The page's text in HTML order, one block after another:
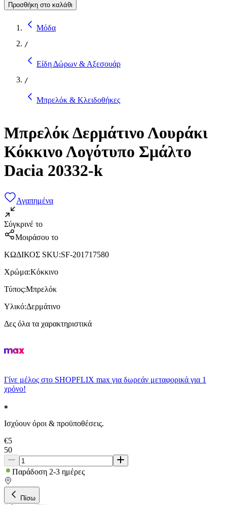
Προσθήκη στο καλάθι
Μόδα
/
Είδη Δώρων & Αξεσουάρ
/
Μπρελόκ & Κλειδοθήκες
Μπρελόκ Δερμάτινο Λουράκι
Κόκκινο Λογότυπο Σμάλτο
Dacia 20332-k
Αγαπημένα
Σύγκρινέ το
Μοιράσου το
ΚΩΔΙΚΟΣ SKU:SF-201717580
Χρώμα:Κόκκινο
Τύπος:Μπρελόκ
Υλικό:Δερμάτινο
Δες όλα τα χαρακτηριστικά
Γίνε μέλος στο SHOPFLIX max για δωρεάν μεταφορικά για 1
χρόνο!
Ισχύουν όροι & προϋποθέσεις.
€5
50
Παράδοση 2-3 ημέρες
Πίσω